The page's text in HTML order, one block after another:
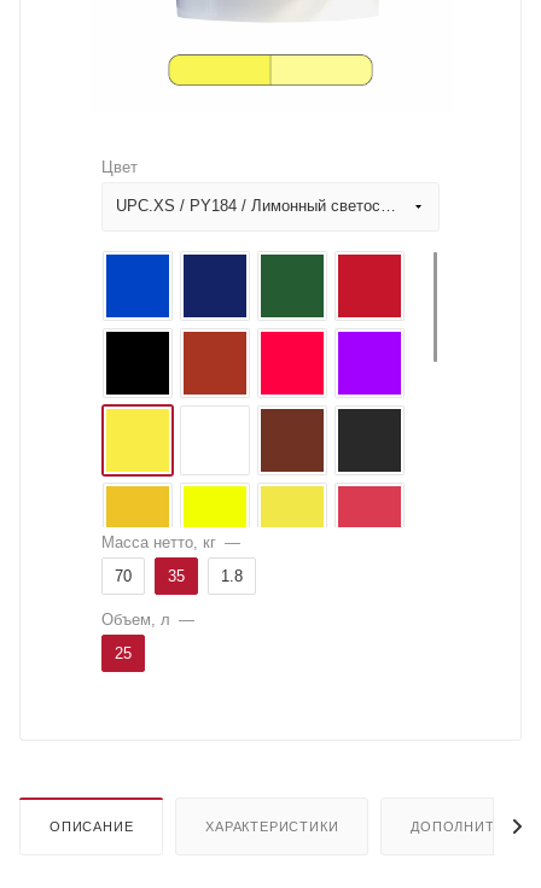
Цвет
UPC.XS / PY184 / Лимонный светостойкий
Масса нетто, кг —
70
35 1.8
Объем, л —
25
ОПИСАНИЕ ХАРАКТЕРИСТИКИ